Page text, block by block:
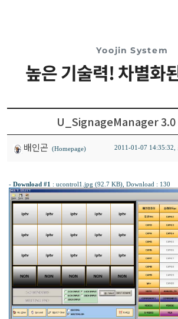
Yoojin System
높은 기술력! 차별화
U_SignageManager 3.0
배인곤 (Homepage) 2011-01-07 14:35:32,
- Download #1 : ucontrol1.jpg (92.7 KB) , Download : 130